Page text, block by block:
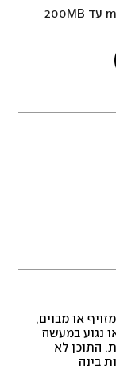
או מבוים,
נגוע במעשה
התוכן לא
בינה